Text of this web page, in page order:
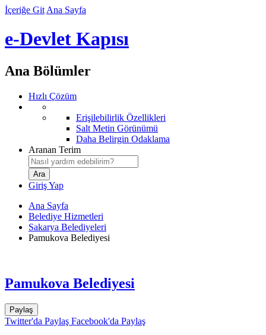
İçeriğe Git Ana Sayfa
e-Devlet Kapısı
Ana Bölümler
Hızlı Çözüm
Erişilebilirlik Özellikleri
Salt Metin Görünümü
Daha Belirgin Odaklama
Aranan Terim
Giriş Yap
Ana Sayfa
Belediye Hizmetleri
Sakarya Belediyeleri
Pamukova Belediyesi
Pamukova Belediyesi
Paylaş
Twitter'da Paylaş Facebook'da Paylaş